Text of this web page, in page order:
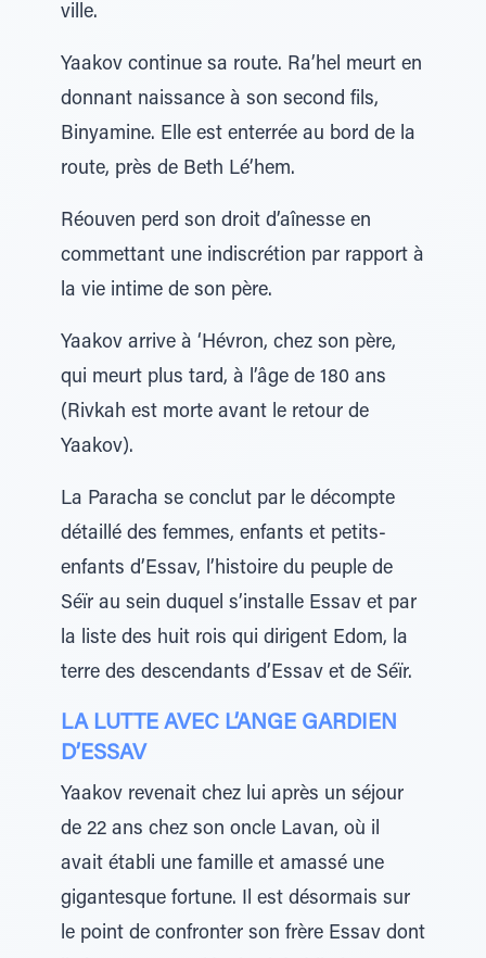
ville.
Yaakov continue sa route. Ra’hel meurt en
donnant naissance à son second fils,
Binyamine. Elle est enterrée au bord de la
route, près de Beth Lé’hem.
Réouven perd son droit d’aînesse en
commettant une indiscrétion par rapport à
la vie intime de son père.
Yaakov arrive à ‘Hévron, chez son père,
qui meurt plus tard, à l’âge de 180 ans
(Rivkah est morte avant le retour de
Yaakov).
La Paracha se conclut par le décompte
détaillé des femmes, enfants et petits-
enfants d’Essav, l’histoire du peuple de
Séïr au sein duquel s’installe Essav et par
la liste des huit rois qui dirigent Edom, la
terre des descendants d’Essav et de Séïr.
LA LUTTE AVEC L’ANGE GARDIEN
D’ESSAV
Yaakov revenait chez lui après un séjour
de 22 ans chez son oncle Lavan, où il
avait établi une famille et amassé une
gigantesque fortune. Il est désormais sur
le point de confronter son frère Essav dont